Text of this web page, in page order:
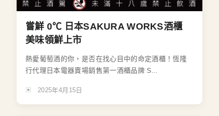
嘗鮮 0℃ 日本SAKURA WORKS酒櫃
美味領鮮上市
熱愛葡萄酒的你，是否在找心目中的命定酒櫃！恆隆
行代理日本電器賣場銷售第一酒櫃品牌 S...
2025年4月15日